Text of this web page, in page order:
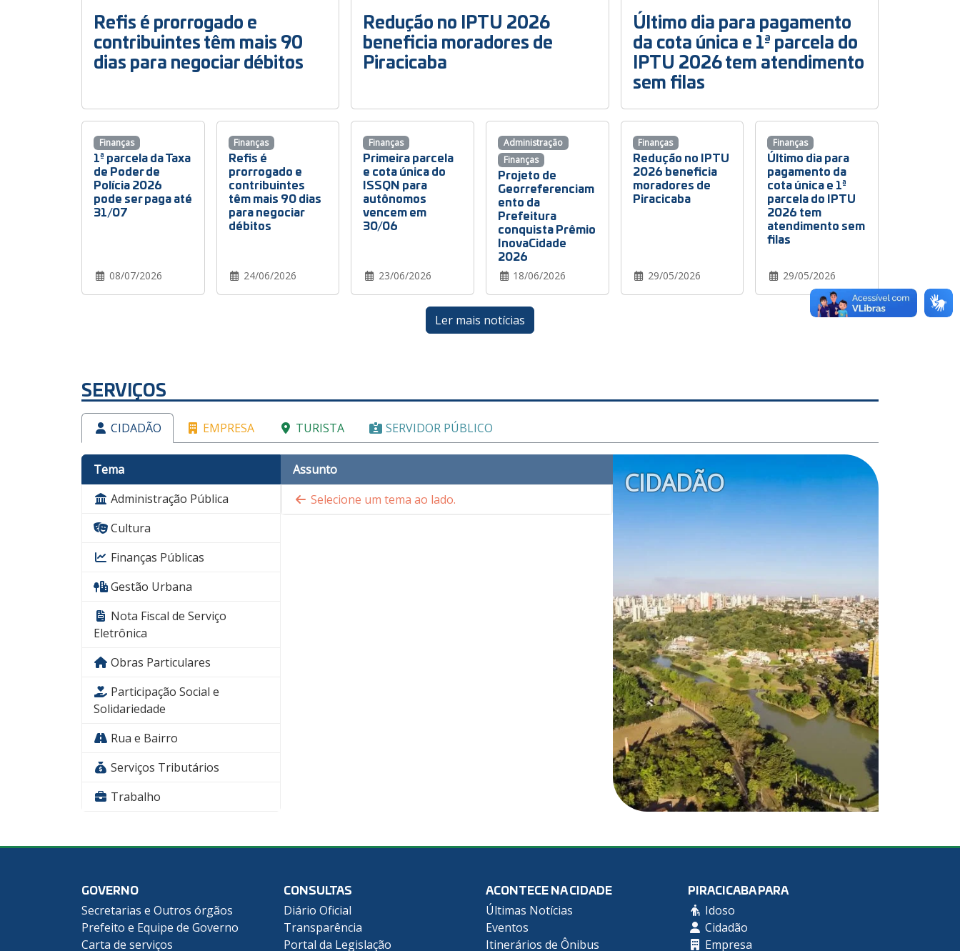
Refis é prorrogado e
contribuintes têm mais 90
dias para negociar débitos
Redução no IPTU 2026
beneficia moradores de
Piracicaba
Último dia para pagamento
da cota única e 1ª parcela do
IPTU 2026 tem atendimento
sem filas
1ª parcela da Taxa
de Poder de
Polícia 2026
pode ser paga até
31/07
08/07/2026
Finanças
Refis é
prorrogado e
contribuintes
têm mais 90 dias
para negociar
débitos
24/06/2026
Finanças
Primeira parcela
e cota única do
ISSQN para
autônomos
vencem em
30/06
23/06/2026
Finanças
Projeto de
Georreferenciam
ento da
Prefeitura
conquista Prêmio
InovaCidade
2026
18/06/2026
Administração
Finanças
Redução no IPTU
2026 beneficia
moradores de
Piracicaba
29/05/2026
Finanças
Último dia para
pagamento da
cota única e 1ª
parcela do IPTU
2026 tem
atendimento sem
filas
29/05/2026
Finanças
Ler mais notícias
SERVIÇOS
CIDADÃO EMPRESA TURISTA SERVIDOR PÚBLICO
Tema
Administração Pública
Cultura
Finanças Públicas
Gestão Urbana
Nota Fiscal de Serviço
Eletrônica
Obras Particulares
Participação Social e
Solidariedade
Rua e Bairro
Serviços Tributários
Trabalho
Assunto
Selecione um tema ao lado.
CIDADÃO
GOVERNO
Secretarias e Outros órgãos
Prefeito e Equipe de Governo
Carta de serviços
CONSULTAS
Diário Oficial
Transparência
Portal da Legislação
ACONTECE NA CIDADE
Últimas Notícias
Eventos
Itinerários de Ônibus
PIRACICABA PARA
Idoso
Cidadão
Empresa